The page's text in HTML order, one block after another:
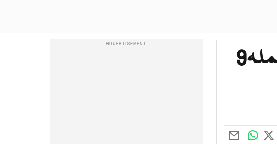
کراچی سندھ ہائیکورٹ کے جج جسٹس مقبول باقر پربم حملہ9